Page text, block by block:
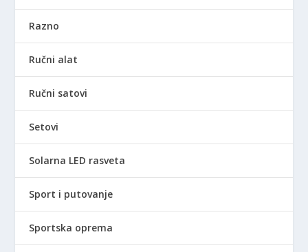
Razno
Ručni alat
Ručni satovi
Setovi
Solarna LED rasveta
Sport i putovanje
Sportska oprema